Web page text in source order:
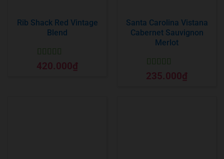
Rib Shack Red Vintage
Blend
Được xếp
hạng55 sao
420.000₫
Santa Carolina Vistana
Cabernet Sauvignon
Merlot
Được xếp
hạng55 sao
235.000₫